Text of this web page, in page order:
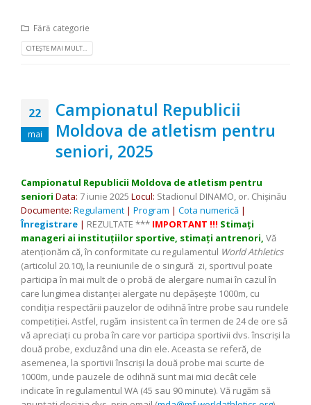
Fără categorie
CITEȘTE MAI MULT...
22
mai
Campionatul Republicii
Moldova de atletism pentru
seniori, 2025
Campionatul Republicii Moldova de atletism pentru
seniori Data: 7 iunie 2025 Locul: Stadionul DINAMO, or. Chişinău
Documente: Regulament | Program | Cota numerică |
Înregistrare | REZULTATE *** IMPORTANT !!! Stimați
manageri ai instituțiilor sportive, stimați antrenori, Vă
atenționăm că, în conformitate cu regulamentul World Athletics
(articolul 20.10), la reuniunile de o singură zi, sportivul poate
participa în mai mult de o probă de alergare numai în cazul în
care lungimea distanței alergate nu depășește 1000m, cu
condiția respectării pauzelor de odihnă între probe sau rundele
competiției. Astfel, rugăm insistent ca în termen de 24 de ore să
vă apreciați cu proba în care vor participa sportivii dvs. înscriși la
două probe, excluzând una din ele. Aceasta se referă, de
asemenea, la sportivii înscriși la două probe mai scurte de
1000m, unde pauzele de odihnă sunt mai mici decât cele
indicate în regulamentul WA (45 sau 90 minute). Vă rugăm să